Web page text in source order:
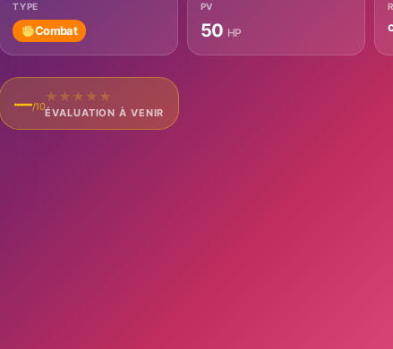
TYPE
Combat
PV
50 HP
—/10
★ ★ ★ ★ ★
ÉVALUATION À VENIR